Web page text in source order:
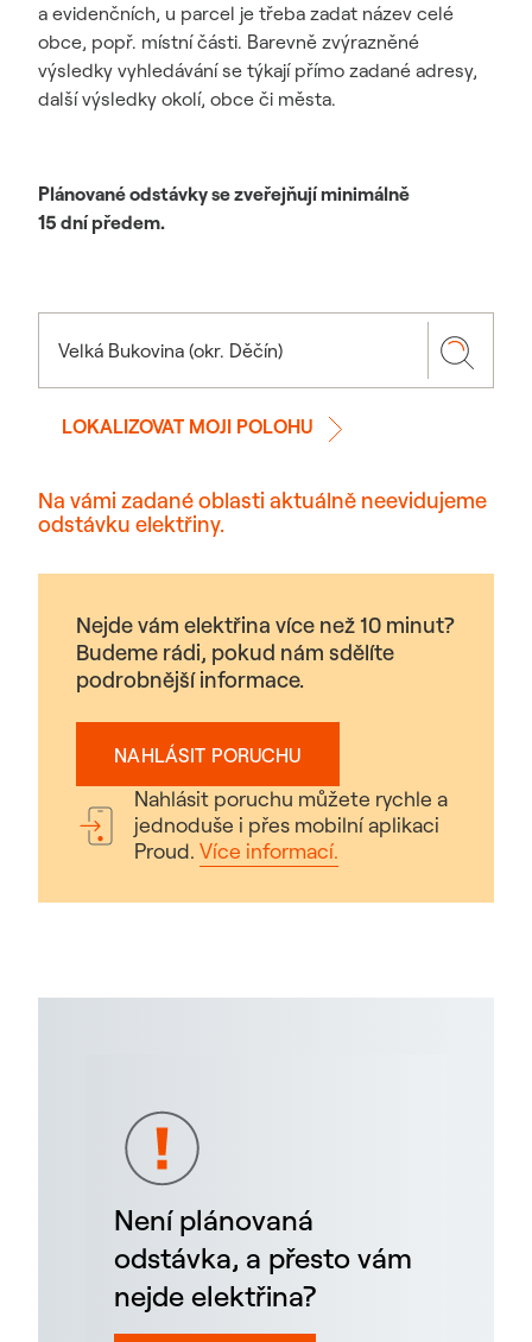
a evidenčních, u parcel je třeba zadat název celé
obce, popř. místní části. Barevně zvýrazněné
výsledky vyhledávání se týkají přímo zadané adresy,
další výsledky okolí, obce či města.
Plánované odstávky se zveřejňují minimálně
15 dní předem.
LOKALIZOVAT MOJI POLOHU
Na vámi zadané oblasti aktuálně neevidujeme
odstávku elektřiny.
Nejde vám elektřina více než 10 minut?
Budeme rádi, pokud nám sdělíte
podrobnější informace.
NAHLÁSIT PORUCHU
Nahlásit poruchu můžete rychle a
jednoduše i přes mobilní aplikaci
Proud. Více informací.
Není plánovaná
odstávka, a přesto vám
nejde elektřina?